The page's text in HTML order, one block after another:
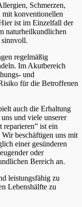
Schmerzen,
mit konventionellen
ist im Einzelfall der
naturheilkundlichen
sinnvoll.
regelmäßig
Im Akutbereich
und
für die Betroffenen
auch die Erhaltung
und viele unserer
reparieren” ist ein
beschäftigen uns mit
einer gesünderen
oder
Bereich an.
leistungsfähig zu
Lebenshälfte zu